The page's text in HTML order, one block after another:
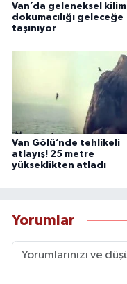
Van’da geleneksel kilim
dokumacılığı geleceğe
taşınıyor
Van Gölü’nde tehlikeli
atlayış! 25 metre
yükseklikten atladı
Yorumlar